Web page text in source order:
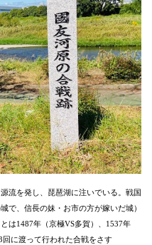
流を発し、琵琶湖に注いでいる。戦国
で、信長の妹・お市の方が嫁いだ城）
は1487年（京極VS多賀）、1537年
回に渡って行われた合戦をさす